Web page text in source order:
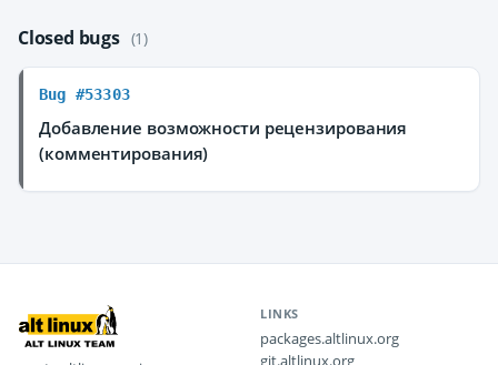
Closed bugs (1)
Bug #53303
Добавление возможности рецензирования
(комментирования)
LINKS
packages.altlinux.org
git.altlinux.org